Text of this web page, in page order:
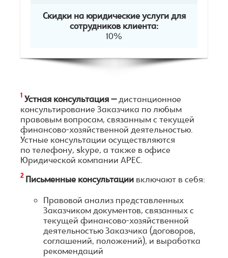
Скидки на юридические услуги для
сотрудников клиента:
10%
1 Устная консультация –дистанционное
консультирование Заказчика по любым
правовым вопросам, связанным с текущей
финансово-хозяйственной деятельностью.
Устные консультации осуществляются
по телефону, skype, а также в офисе
Юридической компании АРЕС.
2 Письменные консультации включают в себя:
Правовой анализ представленных
Заказчиком документов, связанных с
текущей финансово-хозяйственной
деятельностью Заказчика (договоров,
соглашений, положений), и выработка
рекомендаций